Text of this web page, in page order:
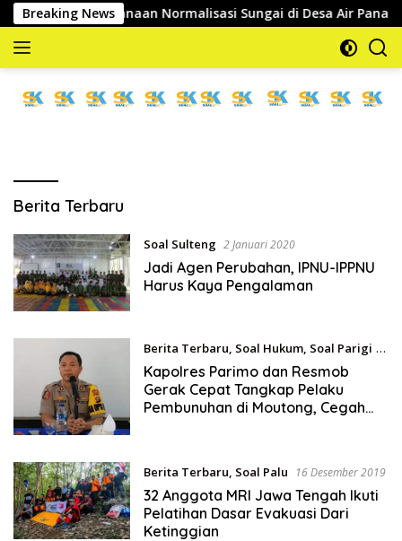
Langsung
ke
konten
Breaking News
Pelaksanaan Normalisasi Sungai di Desa Air Panas
mengabarkan
Berita Terbaru
Soal Sulteng 2 Januari 2020
Jadi Agen Perubahan, IPNU-IPPNU
Harus Kaya Pengalaman
Berita Terbaru, Soal Hukum, Soal Parigi 2
Januari 2020
Kapolres Parimo dan Resmob
Gerak Cepat Tangkap Pelaku
Pembunuhan di Moutong, Cegah
Berita Terbaru, Soal Palu 16 Desember 2019
32 Anggota MRI Jawa Tengah Ikuti
Pelatihan Dasar Evakuasi Dari
Ketinggian